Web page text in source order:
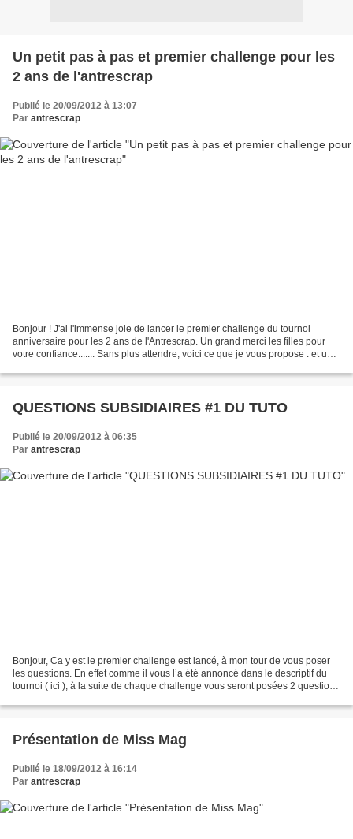
Un petit pas à pas et premier challenge pour les
2 ans de l'antrescrap
Publié le 20/09/2012 à 13:07
Par antrescrap
Bonjour ! J'ai l'immense joie de lancer le premier challenge du tournoi
anniversaire pour les 2 ans de l'Antrescrap. Un grand merci les filles pour
votre confiance....... Sans plus attendre, voici ce que je vous propose : et un
QUESTIONS SUBSIDIAIRES #1 DU TUTO
Publié le 20/09/2012 à 06:35
Par antrescrap
Bonjour, Ca y est le premier challenge est lancé, à mon tour de vous poser
les questions. En effet comme il vous l’a été annoncé dans le descriptif du
tournoi ( ici ), à la suite de chaque challenge vous seront posées 2 questions
Présentation de Miss Mag
Publié le 18/09/2012 à 16:14
Par antrescrap